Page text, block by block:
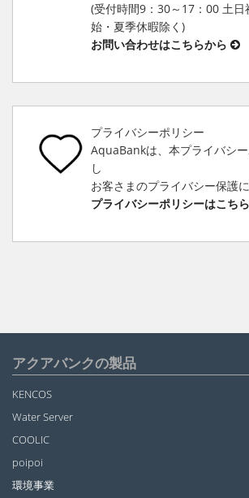
(受付時間9：30～17：00 土日
始・夏季休暇除く)
お問い合わせはこちらから
プライバシーポリシー
AquaBankは、本プライバシ
し
お客さまのプライバシー保護に
プライバシーポリシーはこち
アクアバンクの製品
KENCOS
Water Server
COOLIC
poipoi
環境事業